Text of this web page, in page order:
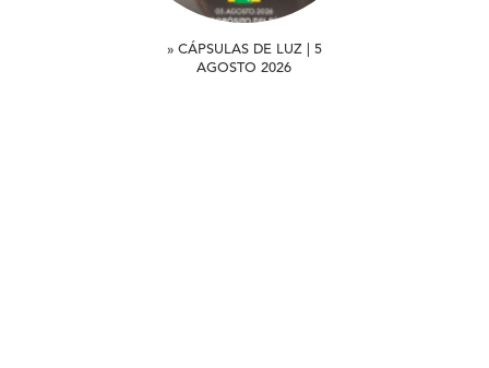
» CÁPSULAS DE LUZ | 5
AGOSTO 2026